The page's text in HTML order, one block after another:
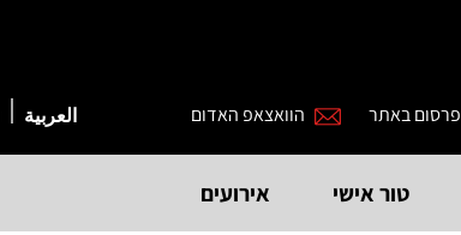
פרסום באתר הוואצאפ האדום العربية
טור אישי אירועים